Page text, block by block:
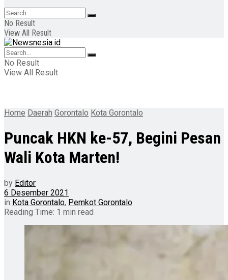
No Result
View All Result
No Result
View All Result
Home Daerah Gorontalo Kota Gorontalo
Puncak HKN ke-57, Begini Pesan
Wali Kota Marten!
by Editor
6 Desember 2021
in Kota Gorontalo, Pemkot Gorontalo
Reading Time: 1 min read